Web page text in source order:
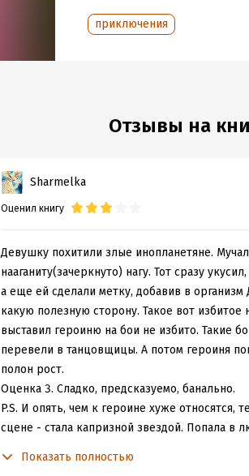
приключения
Отзывы на
Sharmelka
Оценил книгу
Девушку похитили злые инопланетяне.
нааганиту(зачеркнуто) нагу. Тот сразу
а еще ей сделали метку, добавив в
какую полезную сторону. Такое вот
выставил героиню на бои не избито. Такие
перевели в танцовщицы. А потом героиня
полон рост.
Оценка 3. Сладко, предсказуемо, банально.
P.S. И опять, чем к героине хуже относятся,
сцене - стала капризной звездой. Попала в
Показать полностью